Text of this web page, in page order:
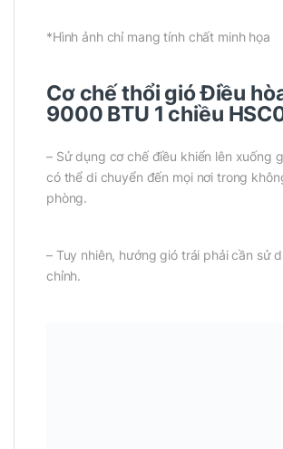
*Hình ảnh chỉ mang tính chất minh họa
Cơ chế thổi gió Điều
9000 BTU 1 chiều
– Sử dụng cơ chế điều khiển lên xuống
có thể di chuyển đến mọi nơi trong
phòng.
– Tuy nhiên, hướng gió trái phải cần sử
chỉnh.